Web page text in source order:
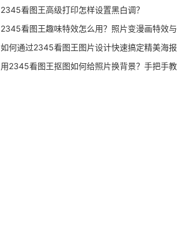
2345看图王高级打印怎样设置黑白调？
如何通过2345看图王图片设计快速搞定精美海报